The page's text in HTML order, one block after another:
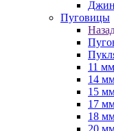
Пуговицы
11 мм
14
15
17
18
20